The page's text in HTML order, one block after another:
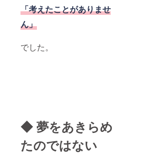
「考えたことがありませ
ん」
でした。
◆ 夢をあきらめ
たのではない